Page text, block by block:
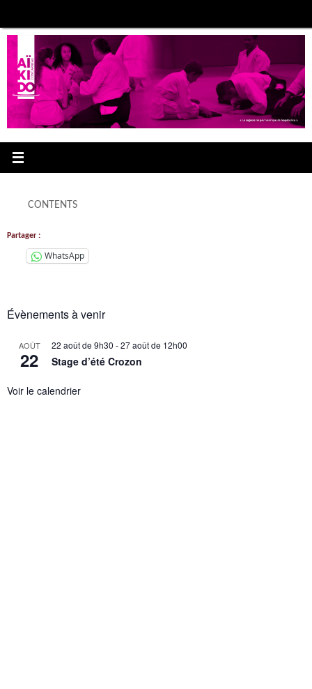
au
contenu
CONTENTS
Partager :
WhatsApp
Évènements à venir
AOÛT
22
22 août de 9h30 -27 août de 12h00
Stage d’été Crozon
Voir le calendrier